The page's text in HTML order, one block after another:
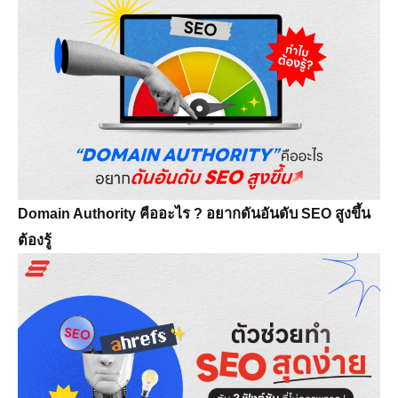
Domain Authority คืออะไร ? อยากดันอันดับ SEO สูงขึ้น
ต้องรู้